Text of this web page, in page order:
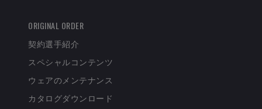
ORIGINAL ORDER
契約選手紹介
スペシャルコンテンツ
ウェアのメンテナンス
カタログダウンロード